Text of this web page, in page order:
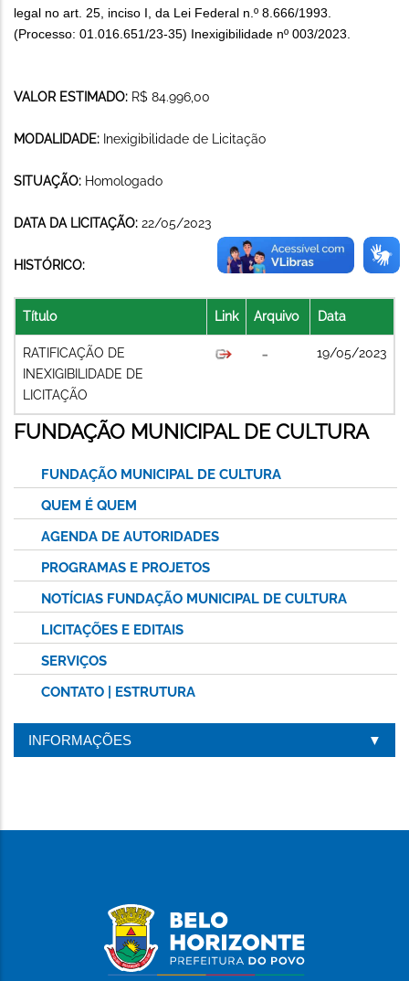
legal no art. 25, inciso I, da Lei Federal n.º 8.666/1993.
(Processo: 01.016.651/23-35) Inexigibilidade nº 003/2023.
VALOR ESTIMADO: R$ 84.996,00
MODALIDADE: Inexigibilidade de Licitação
SITUAÇÃO: Homologado
DATA DA LICITAÇÃO: 22/05/2023
HISTÓRICO:
Título Link Arquivo Data
RATIFICAÇÃO DE
INEXIGIBILIDADE DE
LICITAÇÃO
19/05/2023
FUNDAÇÃO MUNICIPAL DE CULTURA
FUNDAÇÃO MUNICIPAL DE CULTURA
QUEM É QUEM
AGENDA DE AUTORIDADES
PROGRAMAS E PROJETOS
NOTÍCIAS FUNDAÇÃO MUNICIPAL DE CULTURA
LICITAÇÕES E EDITAIS
SERVIÇOS
CONTATO | ESTRUTURA
INFORMAÇÕES